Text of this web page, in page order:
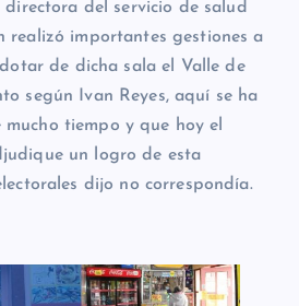
del servicio de salud
realizó importantes gestiones a
de dicha sala el Valle de
según Ivan Reyes, aquí se ha
tiempo y que hoy el
un logro de esta
dijo no correspondía.